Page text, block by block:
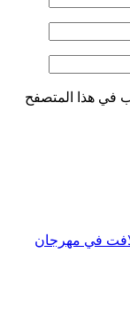
في هذا المتصفح
في مهرجان